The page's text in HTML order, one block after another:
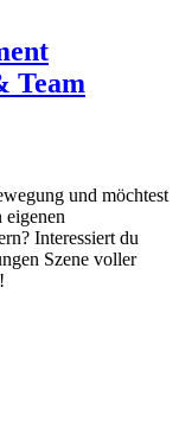
Team
und möchtest
eigenen
Interessiert du
Szene voller